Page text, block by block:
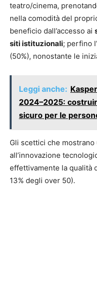
teatro/cinema,
nella comodità del
beneficio dall’accesso ai
siti istituzionali; perfino l’
(50%), nonostante le
Leggi anche:
2024–2025:
sicuro per le
Gli scettici che
all’innovazione
effettivamente la qualità
13% degli over 50).